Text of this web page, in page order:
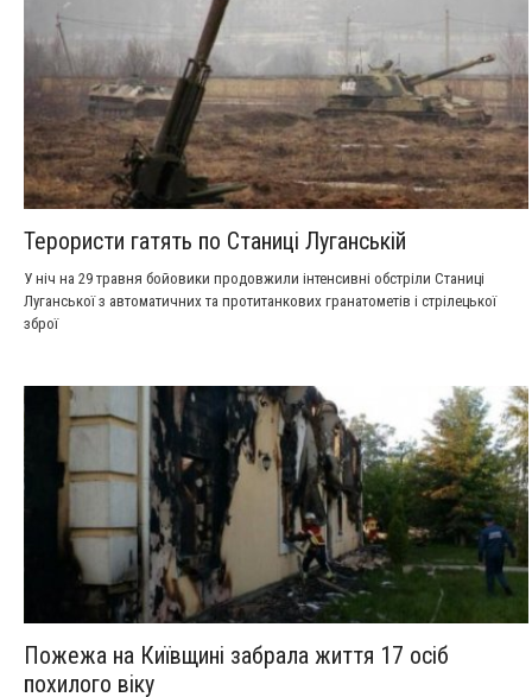
Терористи гатять по Станиці Луганській
У ніч на 29 травня бойовики продовжили інтенсивні обстріли Станиці
Луганської з автоматичних та протитанкових гранатометів і стрілецької
зброї
Пожежа на Київщині забрала життя 17 осіб
похилого віку